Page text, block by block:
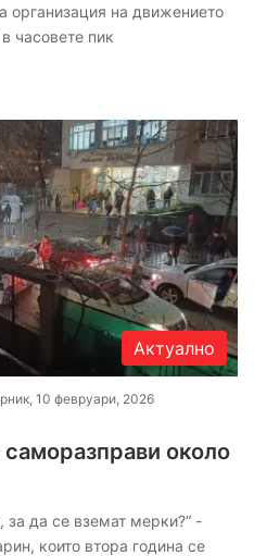
организация на движението
часовете пик
Актуално
10 февруари, 2026
около
за да се вземат мерки?“ -
които втора година се